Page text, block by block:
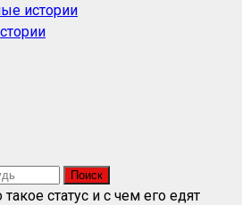
истории
такое статус и с чем его едят